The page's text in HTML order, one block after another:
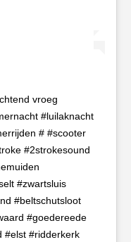
vroeg
#luilaknacht
# #scooter
#2strokesound
#zwartsluis
#beltschutsloot
#goedereede
#elst #ridderkerk